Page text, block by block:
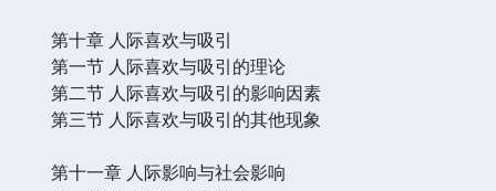
第十章 人际喜欢与吸引
第一节 人际喜欢与吸引的理论
第二节 人际喜欢与吸引的影响因素
第三节 人际喜欢与吸引的其他现象
第十一章 人际影响与社会影响